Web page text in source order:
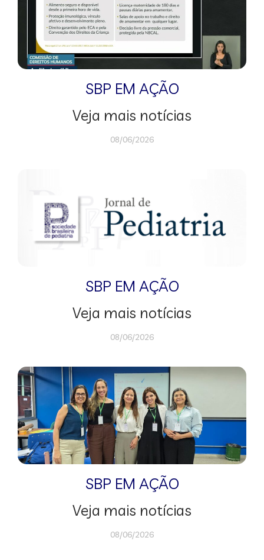
SBP EM AÇÃO
Veja mais notícias
08/06/2026
SBP EM AÇÃO
Veja mais notícias
08/06/2026
SBP EM AÇÃO
Veja mais notícias
08/06/2026